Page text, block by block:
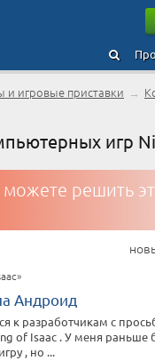
и игровые приставки →
игр
решить
Андроид
к разработчикам с
of Isaac . У меня раньше
, но ...